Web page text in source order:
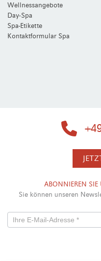
Wellnessangebote
Day-Spa
Spa-Etikette
Kontaktformular Spa
ABONNIEREN SIE
Sie können unseren
Newsletterformular